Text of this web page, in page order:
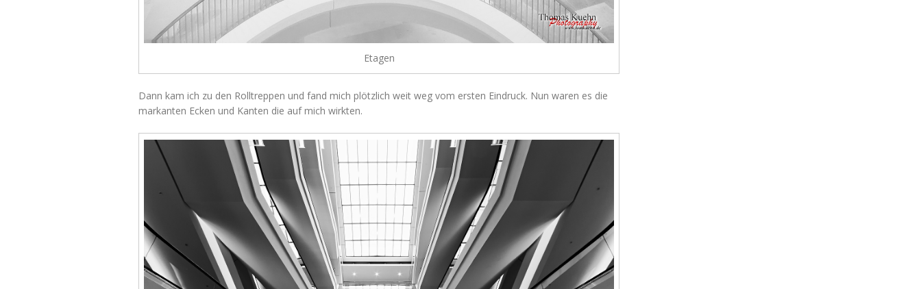
Etagen
Dann kam ich zu den Rolltreppen und fand mich plötzlich weit weg vom ersten Eindruck. Nun waren es die
markanten Ecken und Kanten die auf mich wirkten.